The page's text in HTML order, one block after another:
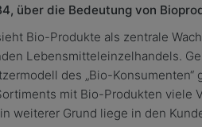
über die Bedeutung von
Bio-Produkte als zentrale
Lebensmitteleinzelhandels.
des „Bio-Konsumenten“
mit Bio-Produkten viele
weiterer Grund liege in den